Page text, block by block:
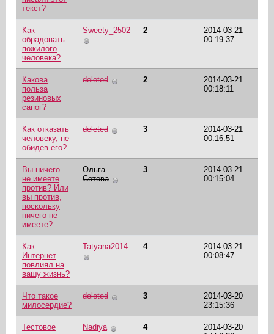
текст?
Как
обрадовать
пожилого
человека?
Sweety_2502 2
2014-03-21
00:19:37
Какова
польза
резиновых
сапог?
deleted 2
2014-03-21
00:18:11
Как отказать
человеку, не
обидев его?
deleted 3
2014-03-21
00:16:51
Вы ничего
не имеете
против? Или
вы против,
поскольку
ничего не
имеете?
Ольга
Сотова
3
2014-03-21
00:15:04
Как
Интернет
повлиял на
вашу жизнь?
Tatyana2014 4
2014-03-21
00:08:47
Что такое
милосердие?
deleted 3
2014-03-20
23:15:36
Тестовое
Nadiya 4
2014-03-20